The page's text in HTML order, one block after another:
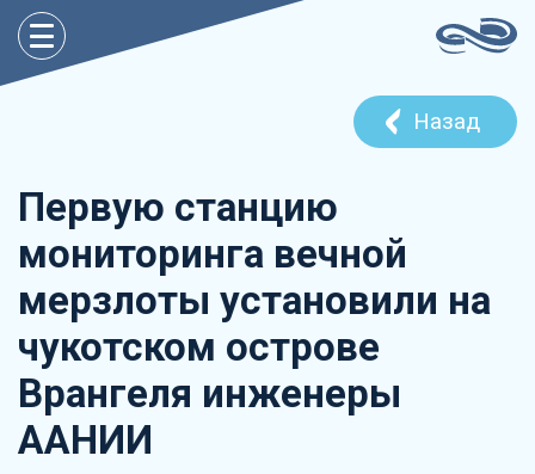
Назад
Первую станцию
мониторинга вечной
мерзлоты установили на
чукотском острове
Врангеля инженеры
ААНИИ